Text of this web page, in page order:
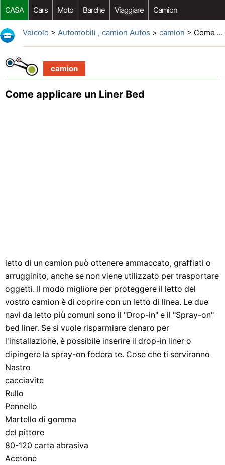
CASA Cars Moto Barche Viaggiare Camion
Riparazione Auto Acquisto Auto Car Opzioni Aftermarket
Veicolo > Automobili , camion Autos > camion > Come applicare un Liner Bed
camion
Come applicare un Liner Bed
letto di un camion può ottenere ammaccato, graffiati o
arrugginito, anche se non viene utilizzato per trasportare
oggetti. Il modo migliore per proteggere il letto del
vostro camion è di coprire con un letto di linea. Le due
navi da letto più comuni sono il "Drop-in" e il "Spray-on"
bed liner. Se si vuole risparmiare denaro per
l'installazione, è possibile inserire il drop-in liner o
dipingere la spray-on fodera te. Cose che ti serviranno
Nastro
cacciavite
Rullo
Pennello
Martello di gomma
del pittore
80-120 carta abrasiva
Acetone